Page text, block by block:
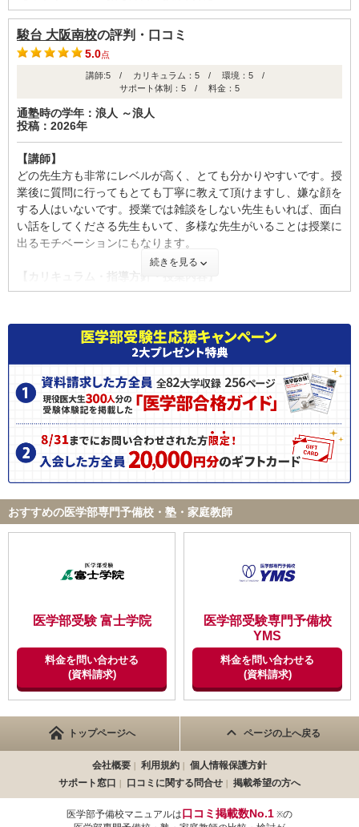
不適切な口コミを報告する
師の方々への質問を前提とした設計になっており、気軽に質問で
きました。お手洗いも綺麗でまめに清掃が入っており、警備員も
巡回していて安心感がありました。
あった時にすぐに相談しやすかったです。勉強のことはもちろ
ん、学習計画や進路の悩み、部活とのやりくり、メンタル面や家
族関係の相談なども快く対応してくださいました。
【料金】
一般的な塾や予備校と比較すると、決して安くはありませんが、
内容を考えれば妥当、あるいはむしろ割安だと感じています。そ
う思う理由は主に3点あります。まず、1回の授業が3時間から4
と大差ありません。次に教材の質と量が圧倒的で、市販の参考書
れば確かに高額ですが、志望校合格に向けた投資と考えれば、非
常にコスパの良い塾だと言えると思います。
【良かった点（改善してほしい点） 】
先ほども書きましたが、やはり講師の大部分が現役大学生という
アドバンテージは非常に大きいと思います。大学生が指導という
点に不安を感じる方もおられるとは思いますが、社員のベテラン
社会人講師がトップにおられて、いつも学生講師への指導もして
おられるようですので心配ないと思います。むしろ個人的な感想
分からない点もかなりある特殊な受験であり、それを実際に乗り
越えてきた先輩からの指導は何にも変え難くありがたいものだと
基本的に社会は自分で学習することが前提で、数学、英語、物
理、化学に力を入れています。特に化学は苦手な人が多いが得点
源にしやすいという特徴から最も力を入れている科目の1つで
す。日替わりで演習も挟んでいて、かなり難易度が高い問題が出
題される傾向があります。
【校舎内外の環境について（自習室、交通の便、治安、立地な
ど） 】
アパートの一室で教材なども沢山並んでいるので決して広くは無
いですが、その分生徒同士そして生徒と先生の距離もかなり近い
ので予備校としては珍しく、勉学に影響を与えない程度に友人と
も仲良くなれ、また先生への質問も気軽にできます。
【サポート体制】
私が予備校生のときは定期的な面談がありました。面談では出さ
れた課題がどれぐらいできているか、不安に思っている科目につ
一般的に医学部予備校は高いですがそういった予備校と比べると
断然安いとは思います。一方で駿台の医学部コースにも通ってい
ましたがそれよりは高めです。参考書を授業の教材とは別に沢山
下さり、さらに私が予備校に通っていた頃は定期的に昼ごはんも
連れて行ってもらっていましたので生徒に還元されている感じは
しました。
【良かった点（改善してほしい点） 】
全体的な印象としてとても活気に溢れた予備校だと感じました。
受験時には精神的に追い詰められることないように色々な御守り
グッズを下さったり、やる気の出るような言葉をかけて下さった
いけないと思ってしまう人が多いと思うが、浪人を楽しんで勉強
するものだと感じさせてくれる予備校だったと思います。
不適切な口コミを報告する
駿台 大阪南校の評判・口コミ
5.0点
講師:5 / カリキュラム：5 / 環境：5 /
サポート体制：5 / 料金：5
通塾時の学年：浪人 ～浪人
投稿：2026年
【講師】
どの先生方も非常にレベルが高く、とても分かりやすいです。授
業後に質問に行ってもとても丁寧に教えて頂けますし、嫌な顔を
する人はいないです。授業では雑談をしない先生もいれば、面白
い話をしてくださる先生もいて、多様な先生がいることは授業に
出るモチベーションにもなります。
【カリキュラム・指導方針・授業内容】
医学部ということもあり、主要大学は志望校別に授業が組まれて
います。自分は国公立医志望だったのですが、医学部用の教科書
が配られ色々な単科医大などの過去問を編集したものが掲載され
ていました。全体的なカリキュラムとしては前期、後期と分かれ
ていて前期は基礎の徹底、後期はその応用と言った形で進めるこ
とになっていて非常に理にかなっているカリキュラムだと思いま
したし、実際に基礎力はかなりつきました。
【校舎内外の環境について（自習室、交通の便、治安、立地な
ど） 】
校舎は浪人生専用校舎ということもあり、非常に落ち着いた雰囲
は綺麗に保たれています。飲み物やお菓子、カップラーメンの自
販機、それから休憩スペースなどがあって勉強に疲れた時はそこ
【サポート体制】
ムがあり、私たちのやる気がなくなってしまわないように日々声
をかけてくださったことは、受験を乗り越える上で大きな支えと
なりましたし、私たちのこと（成績や性格、友達関係など）を担
任がしっかり把握してくれていることが嬉しく、またそういった
人が話してくれる内容は頼もしくもありました。
【料金】
医学部コースに在籍していたのですが、想像していた以上に安か
ったです。他の大手予備校（河合塾、代々木ゼミナールなど）と
比べると値段は少し高いとは思いますが、一般の医専予備校と比
べるとかなり安いですし、何より先生とその授業の質が非常に高
く、また一人一つの貸出タブレットでのAI学習、オンライン質問
対応を含めると妥当な値段だと感じました。
続きを見る
おすすめの医学部専門予備校・塾・家庭教師
医学部受験 富士学院
料金を問い合わせる
(資料請求)
医学部受験専門予備校
YMS
料金を問い合わせる
(資料請求)
トップページへ ページの上へ戻る
会社概要 利用規約
個人情報保護方針
サポート窓口
口コミに関する問合せ 掲載希望の方へ
医学部予備校マニュアルは口コミ掲載数No.1 ※の